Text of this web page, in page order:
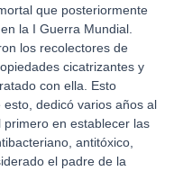
que posteriormente
la I Guerra Mundial.
los recolectores de
cicatrizantes y
con ella. Esto
dedicó varios años al
en establecer las
antitóxico,
el padre de la